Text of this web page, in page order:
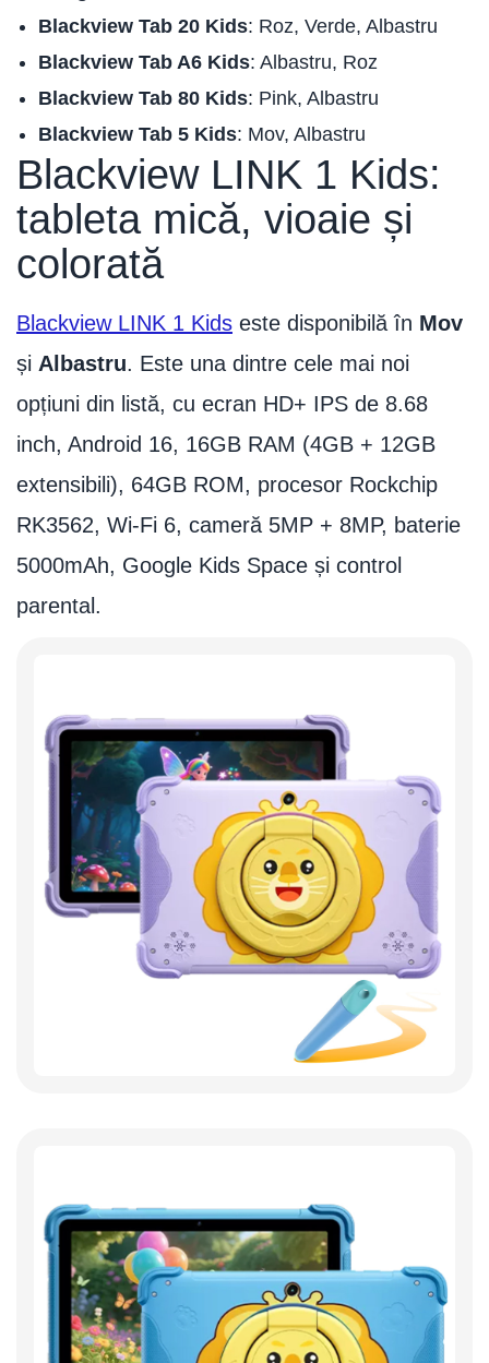
Blackview Tab 20 Kids: Roz, Verde, Albastru
Blackview Tab A6 Kids: Albastru, Roz
Blackview Tab 80 Kids: Pink, Albastru
Blackview Tab 5 Kids: Mov, Albastru
Blackview LINK 1 Kids:
tableta mică, vioaie și
colorată
Blackview LINK 1 Kids este disponibilă în Mov
și Albastru. Este una dintre cele mai noi
opțiuni din listă, cu ecran HD+ IPS de 8.68
inch, Android 16, 16GB RAM (4GB + 12GB
extensibili), 64GB ROM, procesor Rockchip
RK3562, Wi-Fi 6, cameră 5MP + 8MP, baterie
5000mAh, Google Kids Space și control
parental.